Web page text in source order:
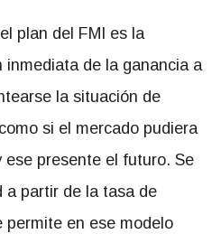
plan del FMI es la
inmediata de la ganancia a
la situación de
si el mercado pudiera
presente el futuro. Se
a partir de la tasa de
permite en ese modelo